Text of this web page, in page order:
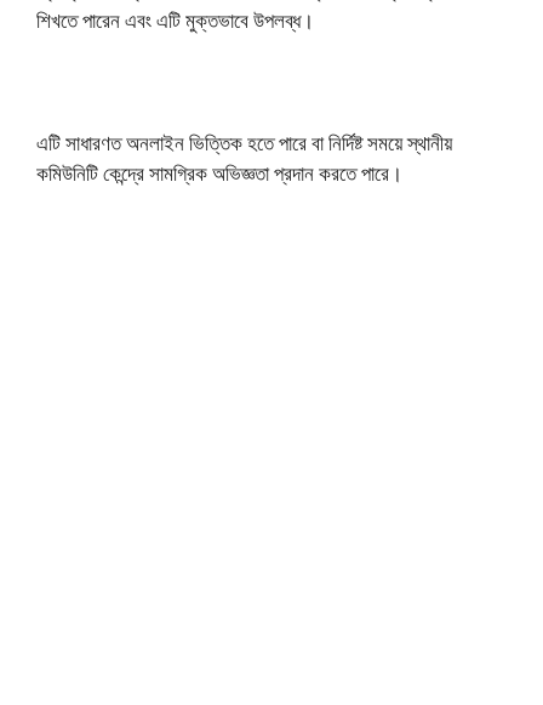
শিখতে পারেন এবং এটি মুক্তভাবে উপলব্ধ।
এটি সাধারণত অনলাইন ভিত্তিক হতে পারে বা নির্দিষ্ট সময়ে স্থানীয়
কমিউনিটি কেন্দ্রে সামগ্রিক অভিজ্ঞতা প্রদান করতে পারে।